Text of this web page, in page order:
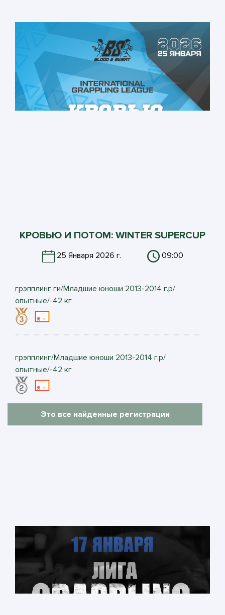
КРОВЬЮ И ПОТОМ: WINTER SUPERCUP
25 Января 2026 г. 09:00
грэпплинг ги/Младшие юноши 2013-2014 г.р/
опытные/-42 кг
грэпплинг/Младшие юноши 2013-2014 г.р/
опытные/-42 кг
Это все найденные регистрации